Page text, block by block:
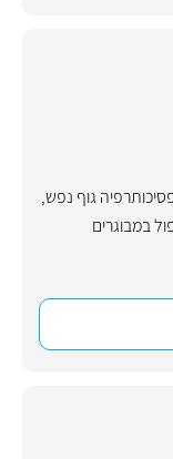
גוף נפש,
במבוגרים